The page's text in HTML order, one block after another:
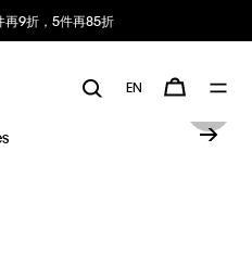
再9折，5件再85折
EN